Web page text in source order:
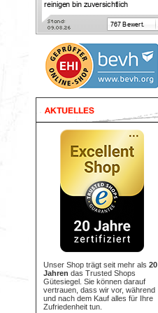
Unser Shop trägt seit mehr als 20
Jahren das Trusted Shops
Gütesiegel. Sie können darauf
vertrauen, dass wir vor, während
und nach dem Kauf alles für Ihre
Zufriedenheit tun.